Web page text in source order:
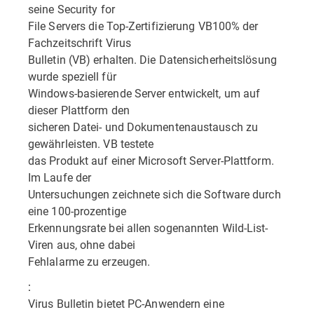
seine Security for
File Servers die Top-Zertifizierung VB100% der
Fachzeitschrift Virus
Bulletin (VB) erhalten. Die Datensicherheitslösung
wurde speziell für
Windows-basierende Server entwickelt, um auf
dieser Plattform den
sicheren Datei- und Dokumentenaustausch zu
gewährleisten. VB testete
das Produkt auf einer Microsoft Server-Plattform.
Im Laufe der
Untersuchungen zeichnete sich die Software durch
eine 100-prozentige
Erkennungsrate bei allen sogenannten Wild-List-
Viren aus, ohne dabei
Fehlalarme zu erzeugen.
:
Virus Bulletin bietet PC-Anwendern eine